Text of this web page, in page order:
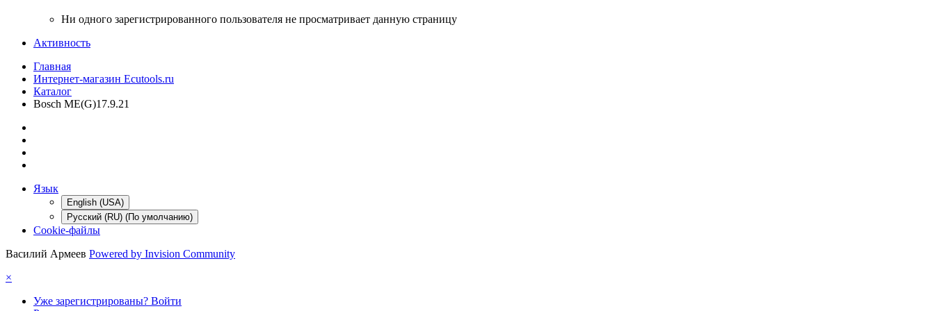
Ни одного зарегистрированного пользователя не просматривает данную страницу
Активность
Главная
Интернет-магазин Ecutools.ru
Каталог
Bosch ME(G)17.9.21
Язык
English (USA)
Русский (RU) (По умолчанию)
Cookie-файлы
Василий Армеев Powered by Invision Community
×
Уже зарегистрированы? Войти